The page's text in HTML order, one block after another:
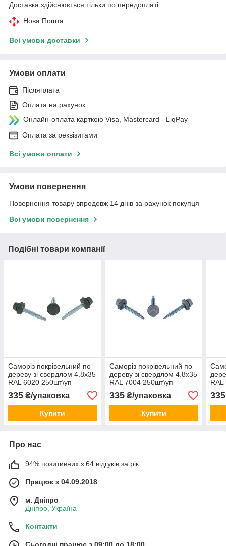
Доставка здійснюється тільки по передоплаті.
Нова Пошта
Всі умови доставки
Умови оплати
Післяплата
Оплата на рахунок
Онлайн-оплата карткою Visa, Mastercard - LiqPay
Оплата за реквізитами
Всі умови оплати
Умови повернення
Повернення товару впродовж 14 днів за рахунок покупця
Всі умови повернення
Подібні товари компанії
Саморіз покрівельний по
дереву зі свердлом 4.8х35
RAL 6020 250шт\уп
335 ₴/упаковка
Купити
Саморіз покрівельний по
дереву зі свердлом 4.8х35
RAL 7004 250шт\уп
335₴/упаковка
Купити
335
Про нас
94% позитивних з 64 відгуків за рік
Працює з 04.09.2018
м. Дніпро
Дніпро, Україна
Контакти